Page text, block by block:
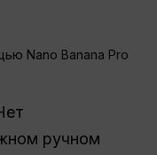
Nano Banana Pro
ручном